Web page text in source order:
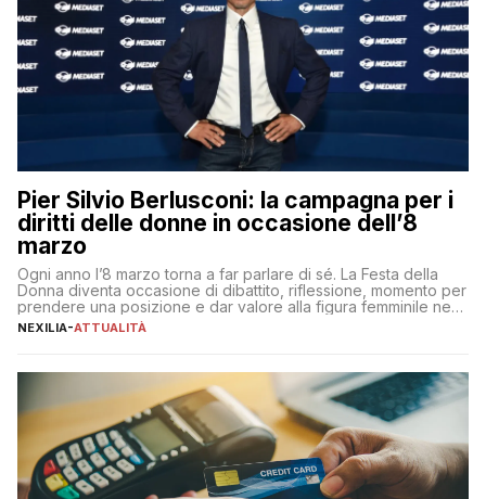
Pier Silvio Berlusconi: la campagna per i
diritti delle donne in occasione dell’8
marzo
Ogni anno l’8 marzo torna a far parlare di sé. La Festa della
Donna diventa occasione di dibattito, riflessione, momento per
prendere una posizione e dar valore alla figura femminile nella
sua complessità e crucialità. A lanciare un messaggio “forte e
NEXILIA-ATTUALITÀ